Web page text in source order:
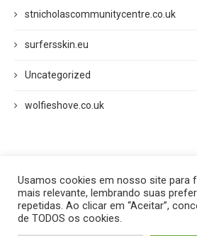
stnicholascommunitycentre.co.uk
surfersskin.eu
Uncategorized
wolfieshove.co.uk
Início Quem Somos Fale
Termos de Uso
Política
Usamos cookies em nosso site para
mais relevante, lembrando suas
repetidas. Ao clicar em “Aceitar”,
de TODOS os cookies.